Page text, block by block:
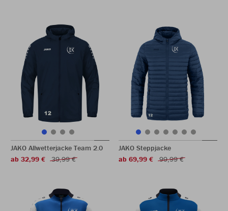
JAKO Allwetterjacke Team 2.0
ab 32,99 €
39,99 €
JAKO Steppjacke
ab 69,99 €
99,99 €